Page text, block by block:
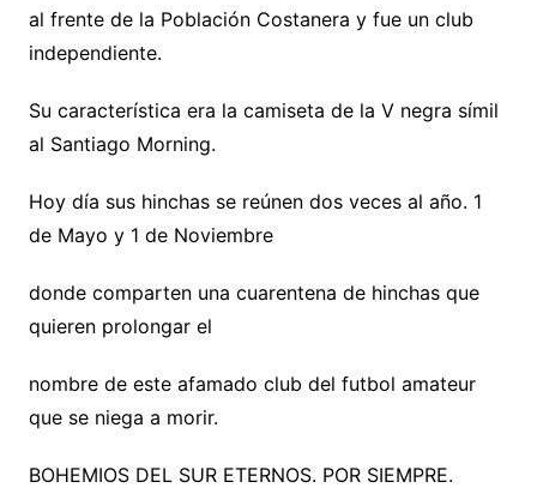
al frente de la Población Costanera y fue un club
independiente.
Su característica era la camiseta de la V negra símil
al Santiago Morning.
Hoy día sus hinchas se reúnen dos veces al año. 1
de Mayo y 1 de Noviembre
donde comparten una cuarentena de hinchas que
quieren prolongar el
nombre de este afamado club del futbol amateur
que se niega a morir.
BOHEMIOS DEL SUR ETERNOS. POR SIEMPRE.